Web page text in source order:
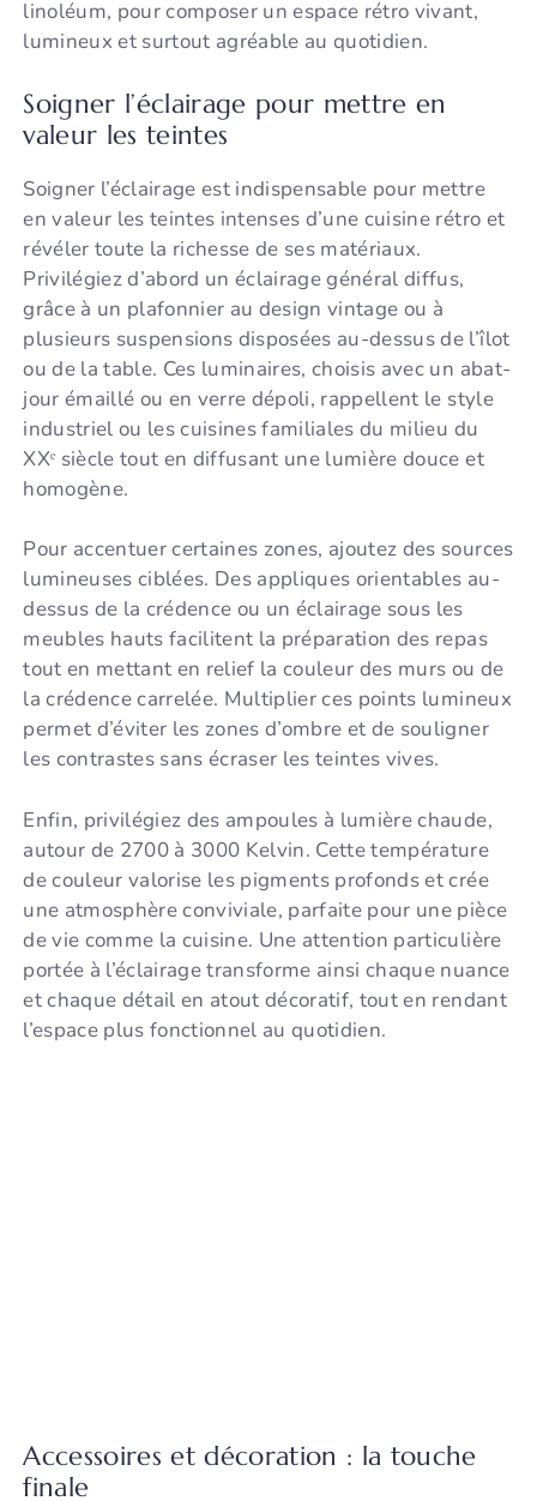
linoléum, pour composer un espace rétro vivant,
lumineux et surtout agréable au quotidien.
Soigner l’éclairage pour mettre en
valeur les teintes
Soigner l’éclairage est indispensable pour mettre
en valeur les teintes intenses d’une cuisine rétro et
révéler toute la richesse de ses matériaux.
Privilégiez d’abord un éclairage général diffus,
grâce à un plafonnier au design vintage ou à
plusieurs suspensions disposées au-dessus de l’îlot
ou de la table. Ces luminaires, choisis avec un abat-
jour émaillé ou en verre dépoli, rappellent le style
industriel ou les cuisines familiales du milieu du
XXᵉ siècle tout en diffusant une lumière douce et
homogène.
Pour accentuer certaines zones, ajoutez des sources
lumineuses ciblées. Des appliques orientables au-
dessus de la crédence ou un éclairage sous les
meubles hauts facilitent la préparation des repas
tout en mettant en relief la couleur des murs ou de
la crédence carrelée. Multiplier ces points lumineux
permet d’éviter les zones d’ombre et de souligner
les contrastes sans écraser les teintes vives.
Enfin, privilégiez des ampoules à lumière chaude,
autour de 2700 à 3000 Kelvin. Cette température
de couleur valorise les pigments profonds et crée
une atmosphère conviviale, parfaite pour une pièce
de vie comme la cuisine. Une attention particulière
portée à l’éclairage transforme ainsi chaque nuance
et chaque détail en atout décoratif, tout en rendant
l’espace plus fonctionnel au quotidien.
Accessoires et décoration : la touche
finale